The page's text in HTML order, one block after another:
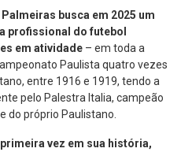
busca em 2025 um
profissional do futebol
em atividade – em toda a
Paulista quatro vezes
entre 1916 e 1919, tendo a
pelo Palestra Italia, campeão
do próprio Paulistano.
vez em sua história,